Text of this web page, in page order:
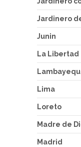
Jardinero
Junin
La Libertad
Lima
Loreto
Madre de
Madrid